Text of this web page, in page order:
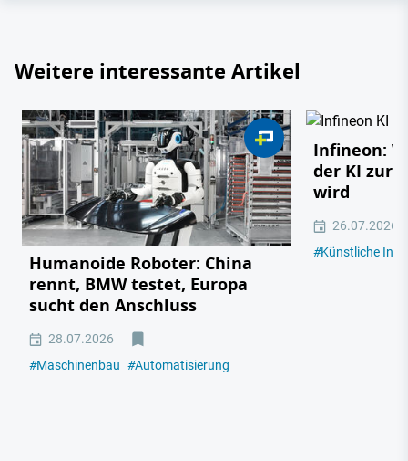
Weitere interessante Artikel
Humanoide Roboter: China
rennt, BMW testet, Europa
sucht den Anschluss
28.07.2026
#Maschinenbau #Automatisierung
Infineon:
der KI zur
wird
26.07.2026
#Künstliche